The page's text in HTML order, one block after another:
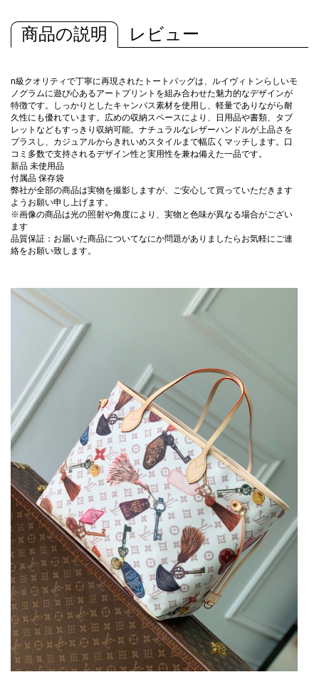
商品の説明 レビュー
n級クオリティで丁寧に再現されたトートバッグは、ルイヴィトンらしいモ
ノグラムに遊び心あるアートプリントを組み合わせた魅力的なデザインが
特徴です。しっかりとしたキャンバス素材を使用し、軽量でありながら耐
久性にも優れています。広めの収納スペースにより、日用品や書類、タブ
レットなどもすっきり収納可能。ナチュラルなレザーハンドルが上品さを
プラスし、カジュアルからきれいめスタイルまで幅広くマッチします。口
コミ多数で支持されるデザイン性と実用性を兼ね備えた一品です。
新品 未使用品
付属品 保存袋
弊社が全部の商品は実物を撮影しますが、ご安心して買っていただきます
ようお願い申し上げます。
※画像の商品は光の照射や角度により、実物と色味が異なる場合がござい
ます
品質保証：お届いた商品についてなにか問題がありましたらお気軽にご連
絡をお願い致します。